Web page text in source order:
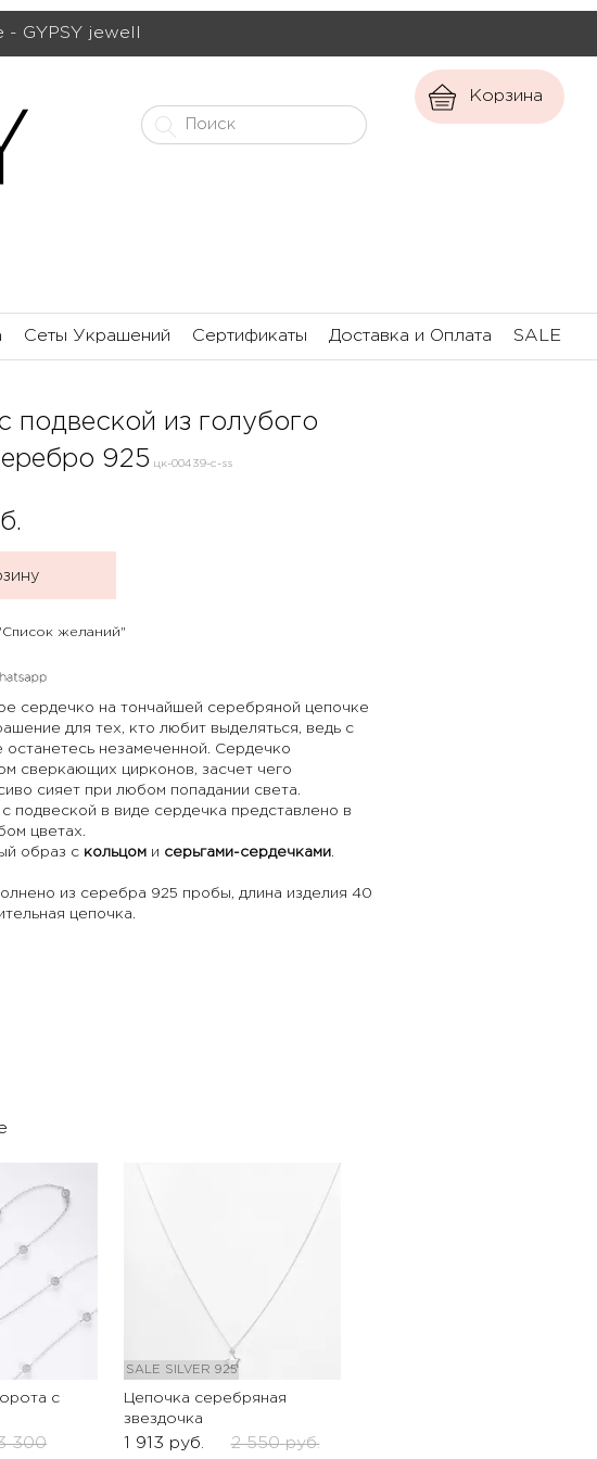
GYPSY jewell
Корзина
Сеты Украшений Сертификаты Доставка и Оплата SALE
подвеской из голубого
925 цк-00439-c-ss
желаний"
сердечко на тончайшей серебряной цепочке
для тех, кто любит выделяться, ведь с
останетесь незамеченной. Сердечко
сверкающих цирконов, засчет чего
сияет при любом попадании света.
подвеской в виде сердечка представлено в
цветах.
образ с кольцом и серьгами-сердечками.
из серебра 925 пробы, длина изделия 40
цепочка.
с
300
SALE SILVER 925
Цепочка серебряная
звездочка
1 913 руб. 2 550 руб.